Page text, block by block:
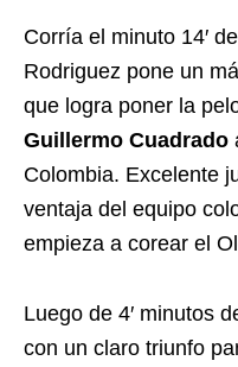
Corría el minuto 14′
Rodriguez pone un
que logra poner la
Guillermo Cuadrado
Colombia. Excelente
ventaja del equipo
empieza a corear el
Luego de 4′ minutos
con un claro triunfo